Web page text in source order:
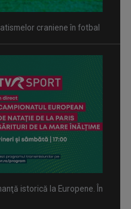
istorică la Europene. În
și tricolorii luptă
de la Paris